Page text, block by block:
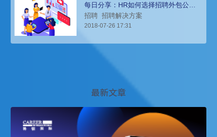
每日分享：HR如何选择招聘外包公
司？获得最佳招聘解决方案？
招聘 招聘解决方案
2018-07-26 17:31
最新文章